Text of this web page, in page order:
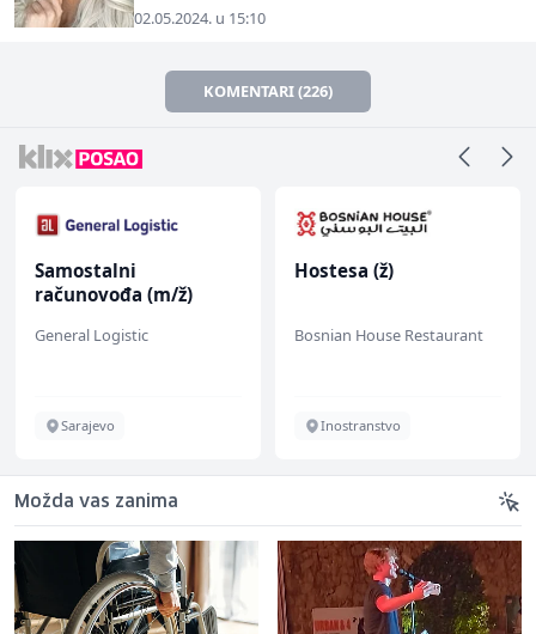
02.05.2024. u 15:10
KOMENTARI (226)
Samostalni
računovođa (m/ž)
General Logistic
Sarajevo
Hostesa (ž)
Bosnian House Restaurant
Inostranstvo
Možda vas zanima